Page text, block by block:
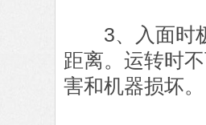
3、入面时极
距离。运转时
害和机器损坏。